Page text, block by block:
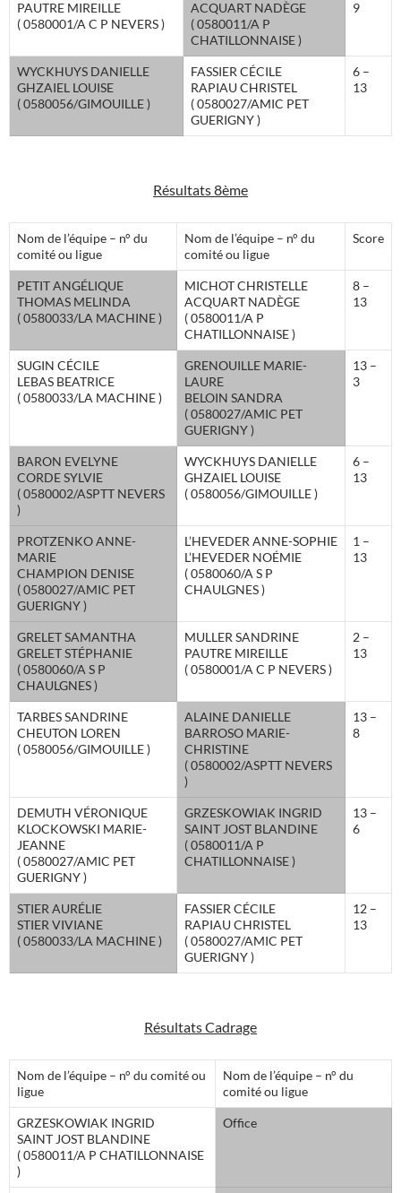
PAUTRE MIREILLE
( 0580001/A C P NEVERS )
ACQUART NADÈGE
( 0580011/A P
CHATILLONNAISE )
9
WYCKHUYS DANIELLE
GHZAIEL LOUISE
( 0580056/GIMOUILLE )
FASSIER CÉCILE
RAPIAU CHRISTEL
( 0580027/AMIC PET
GUERIGNY )
6 –
13
Résultats 8ème
Nom de l’équipe – n° du
comité ou ligue
Nom de l’équipe – n° du
comité ou ligue
Score
PETIT ANGÉLIQUE
THOMAS MELINDA
( 0580033/LA MACHINE )
MICHOT CHRISTELLE
ACQUART NADÈGE
( 0580011/A P
CHATILLONNAISE )
8 –
13
SUGIN CÉCILE
LEBAS BEATRICE
( 0580033/LA MACHINE )
GRENOUILLE MARIE-
LAURE
BELOIN SANDRA
( 0580027/AMIC PET
GUERIGNY )
13 –
3
BARON EVELYNE
CORDE SYLVIE
( 0580002/ASPTT NEVERS
)
WYCKHUYS DANIELLE
GHZAIEL LOUISE
( 0580056/GIMOUILLE )
6 –
13
PROTZENKO ANNE-
MARIE
CHAMPION DENISE
( 0580027/AMIC PET
GUERIGNY )
L’HEVEDER ANNE-SOPHIE
L’HEVEDER NOÉMIE
( 0580060/A S P
CHAULGNES )
1 –
13
GRELET SAMANTHA
GRELET STÉPHANIE
( 0580060/A S P
CHAULGNES )
MULLER SANDRINE
PAUTRE MIREILLE
( 0580001/A C P NEVERS )
2 –
13
TARBES SANDRINE
CHEUTON LOREN
( 0580056/GIMOUILLE )
ALAINE DANIELLE
BARROSO MARIE-
CHRISTINE
( 0580002/ASPTT NEVERS
)
13 –
8
DEMUTH VÉRONIQUE
KLOCKOWSKI MARIE-
JEANNE
( 0580027/AMIC PET
GUERIGNY )
GRZESKOWIAK INGRID
SAINT JOST BLANDINE
( 0580011/A P
CHATILLONNAISE )
13 –
6
STIER AURÉLIE
STIER VIVIANE
( 0580033/LA MACHINE )
FASSIER CÉCILE
RAPIAU CHRISTEL
( 0580027/AMIC PET
GUERIGNY )
12 –
13
Résultats Cadrage
Nom de l’équipe – n° du comité ou
ligue
Nom de l’équipe – n° du
comité ou ligue
GRZESKOWIAK INGRID
SAINT JOST BLANDINE
( 0580011/A P CHATILLONNAISE
)
Office